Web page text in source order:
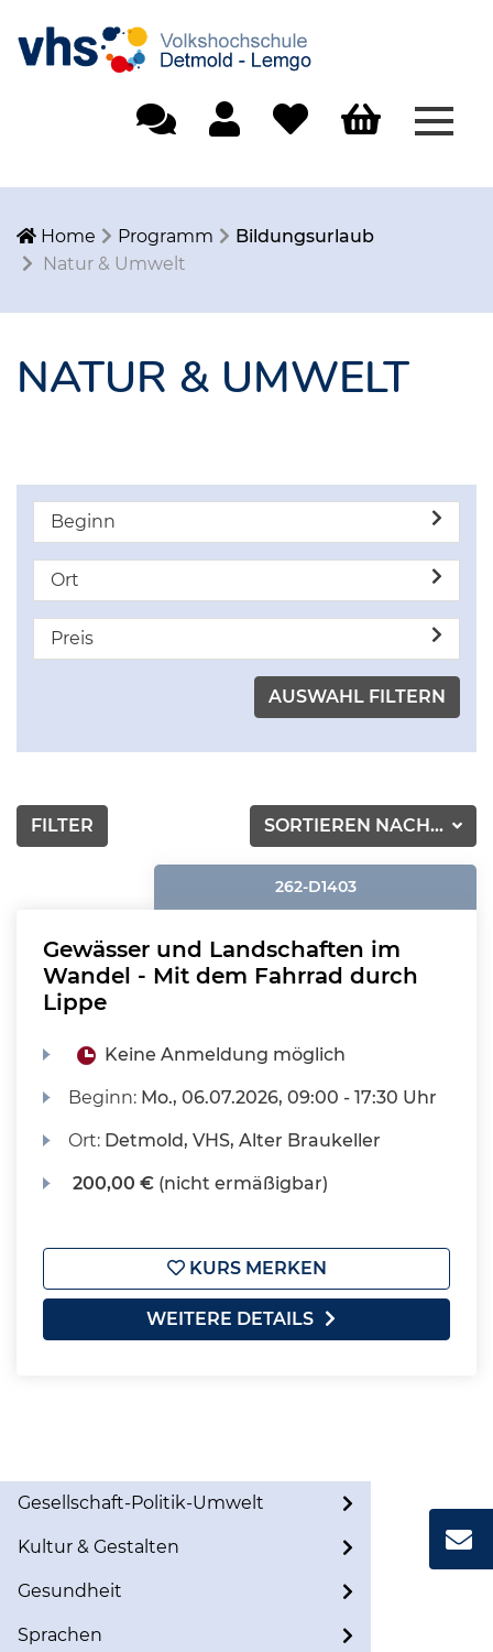
Home Programm
Bildungsurlaub
Natur & Umwelt
NATUR & UMWELT
Beginn
Ort
Preis
SORTIEREN NACH...
FILTER
262-D1403
Gewässer und Landschaften im
Wandel - Mit dem Fahrrad durch
Lippe
Keine Anmeldung möglich
Beginn: Mo., 06.07.2026, 09:00 - 17:30 Uhr
Ort: Detmold, VHS, Alter Braukeller
200,00 € (nicht ermäßigbar)
KURS MERKEN
WEITERE DETAILS
Gesellschaft-Politik-Umwelt
Kultur & Gestalten
Gesundheit
Sprachen